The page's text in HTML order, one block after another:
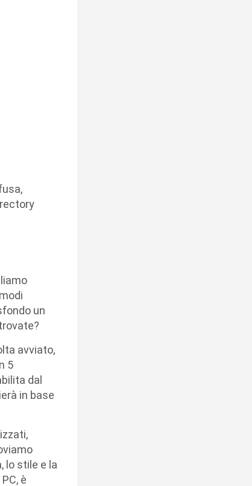
un
avviato,
5
dal
in base
lo stile e la
è